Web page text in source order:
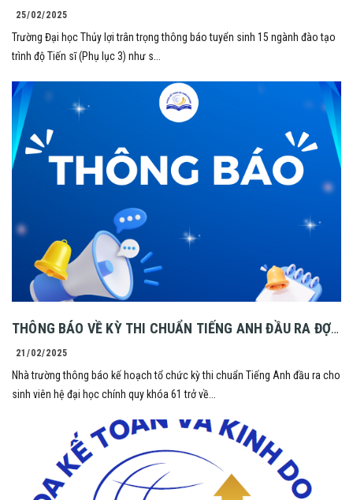
25/02/2025
Trường Đại học Thủy lợi trân trọng thông báo tuyển sinh 15 ngành đào tạo
trình độ Tiến sĩ (Phụ lục 3) như s...
THÔNG BÁO VỀ KỲ THI CHUẨN TIẾNG ANH ĐẦU RA ĐỢT
1 NĂM 2025
21/02/2025
Nhà trường thông báo kế hoạch tổ chức kỳ thi chuẩn Tiếng Anh đầu ra cho
sinh viên hệ đại học chính quy khóa 61 trở về...